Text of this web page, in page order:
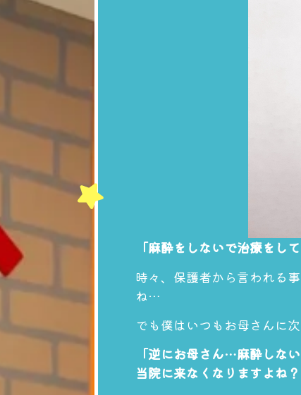
「麻酔をしないで治療をし
時々、保護者から言われる
ね…
でも僕はいつもお母さんに
「逆にお母さん…麻酔しな
当院に来なくなりますよね？